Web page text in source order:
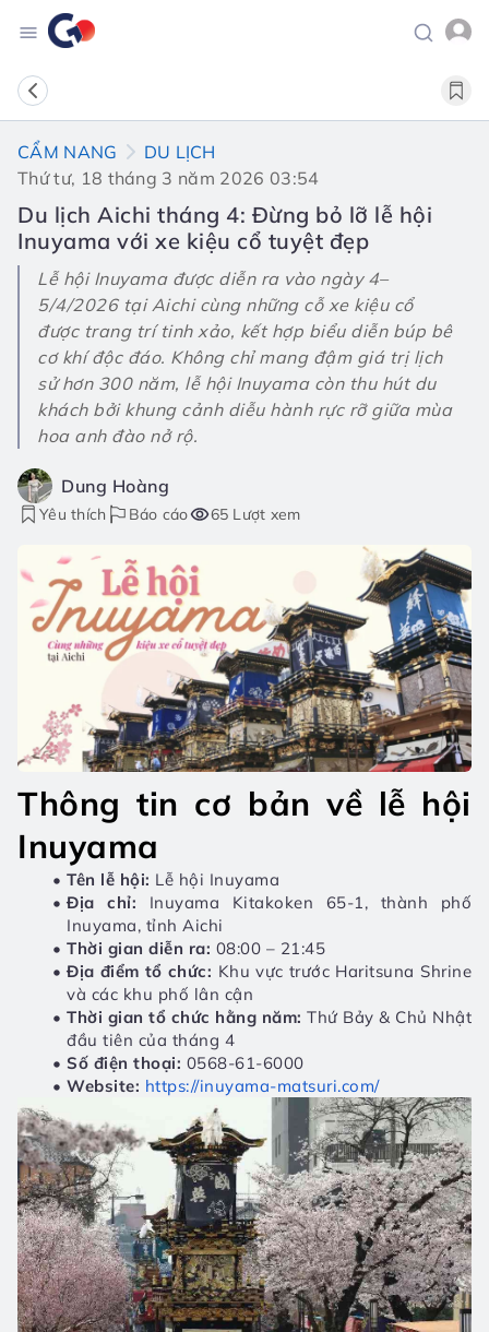
CẨM NANG
DU LỊCH
Thứ tư, 18 tháng 3 năm 2026 03:54
Du lịch Aichi tháng 4: Đừng bỏ lỡ lễ hội
Inuyama với xe kiệu cổ tuyệt đẹp
Lễ hội Inuyama được diễn ra vào ngày 4–
5/4/2026 tại Aichi cùng những cỗ xe kiệu cổ
được trang trí tinh xảo, kết hợp biểu diễn búp bê
cơ khí độc đáo. Không chỉ mang đậm giá trị lịch
sử hơn 300 năm, lễ hội Inuyama còn thu hút du
khách bởi khung cảnh diễu hành rực rỡ giữa mùa
hoa anh đào nở rộ.
Dung Hoàng
Yêu thích Báo cáo 65 Lượt xem
Thông tin cơ bản về lễ hội
Inuyama
Tên lễ hội: Lễ hội Inuyama
Địa chỉ: Inuyama Kitakoken 65-1, thành phố
Inuyama, tỉnh Aichi
Thời gian diễn ra: 08:00 – 21:45
Địa điểm tổ chức: Khu vực trước Haritsuna Shrine
và các khu phố lân cận
Thời gian tổ chức hằng năm: Thứ Bảy & Chủ Nhật
đầu tiên của tháng 4
Số điện thoại: 0568-61-6000
Website: https://inuyama-matsuri.com/